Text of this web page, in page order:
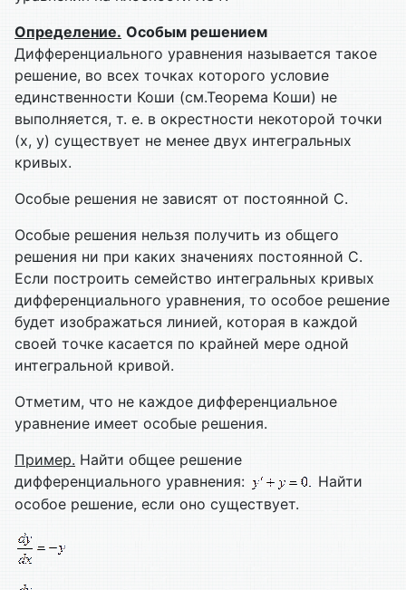
Определение. Особым решением
Дифференциального уравнения называется такое
решение, во всех точках которого условие
единственности Коши (см.Теорема Коши) не
выполняется, т. е. в окрестности некоторой точки
(х, у) существует не менее двух интегральных
кривых.
Особые решения не зависят от постоянной С.
Особые решения нельзя получить из общего
решения ни при каких значениях постоянной С.
Если построить семейство интегральных кривых
дифференциального уравнения, то особое решение
будет изображаться линией, которая в каждой
своей точке касается по крайней мере одной
интегральной кривой.
Отметим, что не каждое дифференциальное
уравнение имеет особые решения.
Пример. Найти общее решение
дифференциального уравнения:
Найти
особое решение, если оно существует.